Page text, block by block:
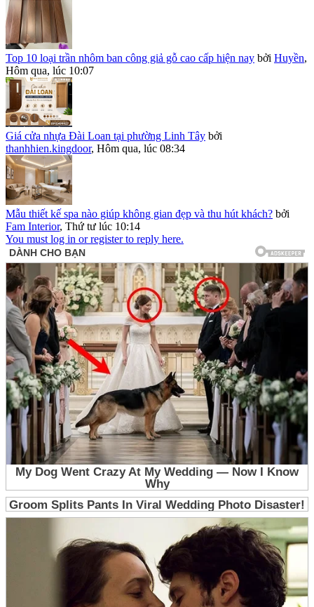
Top 10 loại trần nhôm ban công giả gỗ cao cấp hiện nay bởi Huyền,
Hôm qua, lúc 10:07
Giá cửa nhựa Đài Loan tại phường Linh Tây bởi
thanhhien.kingdoor, Hôm qua, lúc 08:34
Mẫu thiết kế spa nào giúp không gian đẹp và thu hút khách? bởi
Fam Interior, Thứ tư lúc 10:14
You must log in or register to reply here.